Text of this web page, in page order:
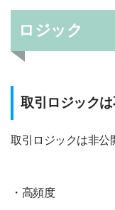
ロジック
取引ロジックは
取引ロジックは非公
・高頻度